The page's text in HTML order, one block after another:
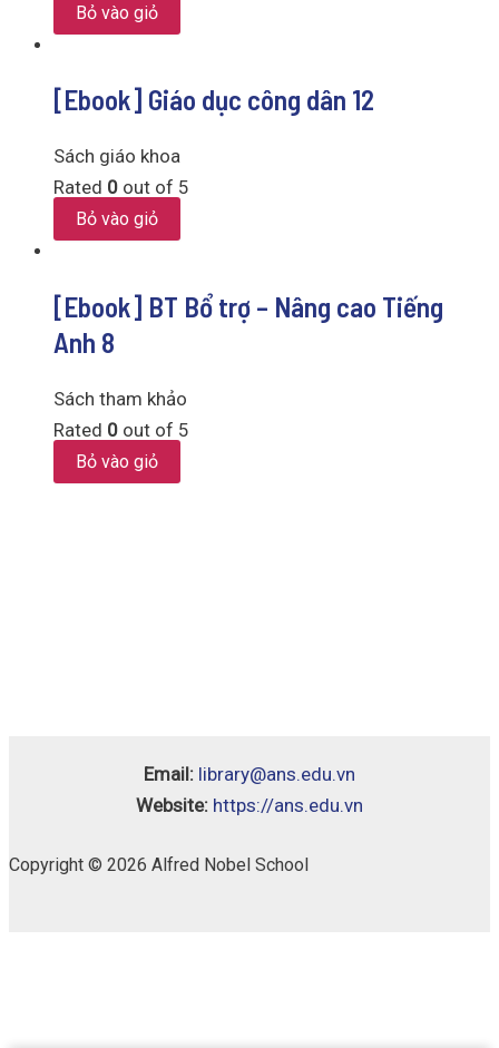
Bỏ vào giỏ
[Ebook] Giáo dục công dân 12
Sách giáo khoa
Rated 0 out of 5
Bỏ vào giỏ
[Ebook] BT Bổ trợ – Nâng cao Tiếng
Anh 8
Sách tham khảo
Rated 0 out of 5
Bỏ vào giỏ
Email: library@ans.edu.vn
Website: https://ans.edu.vn
Copyright © 2026 Alfred Nobel School